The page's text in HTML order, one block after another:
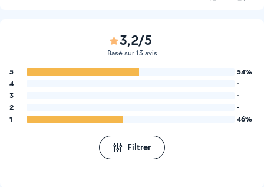
3,2/5
Basé sur 13 avis
5
54%
4
-
3
-
2
-
1
46%
Filtrer